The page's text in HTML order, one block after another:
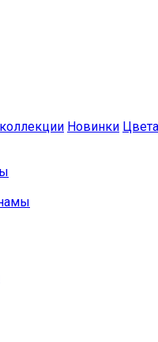
Новинки Цвета